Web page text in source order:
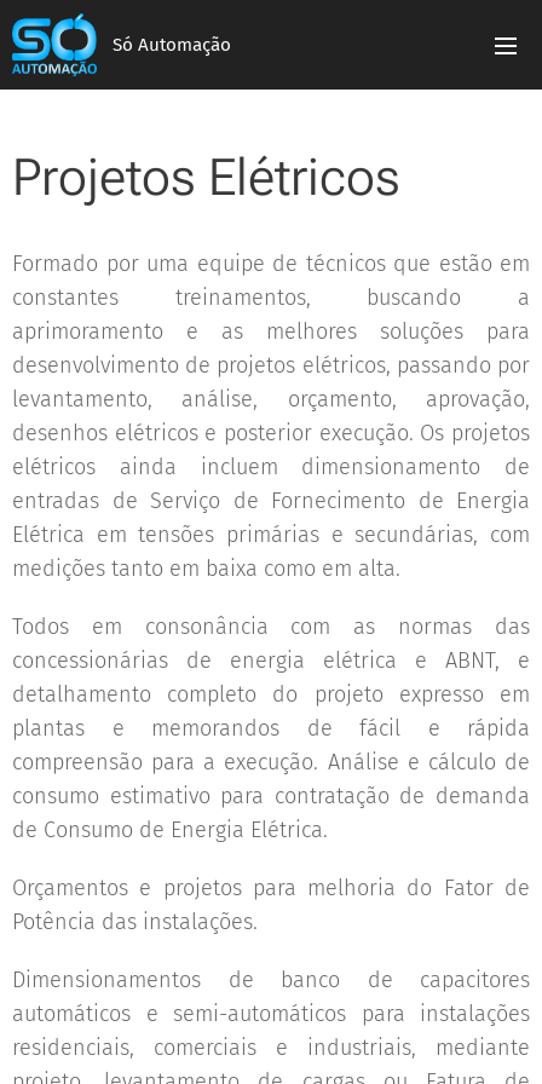
Só Automação
Projetos Elétricos
Formado por uma equipe de técnicos que estão em
constantes treinamentos, buscando a
aprimoramento e as melhores soluções para
desenvolvimento de projetos elétricos, passando por
levantamento, análise, orçamento, aprovação,
desenhos elétricos e posterior execução. Os projetos
elétricos ainda incluem dimensionamento de
entradas de Serviço de Fornecimento de Energia
Elétrica em tensões primárias e secundárias, com
medições tanto em baixa como em alta.
Todos em consonância com as normas das
concessionárias de energia elétrica e ABNT, e
detalhamento completo do projeto expresso em
plantas e memorandos de fácil e rápida
compreensão para a execução. Análise e cálculo de
consumo estimativo para contratação de demanda
de Consumo de Energia Elétrica.
Orçamentos e projetos para melhoria do Fator de
Potência das instalações.
Dimensionamentos de banco de capacitores
automáticos e semi-automáticos para instalações
residenciais, comerciais e industriais, mediante